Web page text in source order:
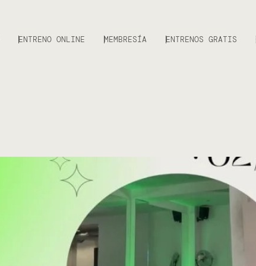
ENTRENO ONLINE MEMBRESÍA ENTRENOS GRATIS